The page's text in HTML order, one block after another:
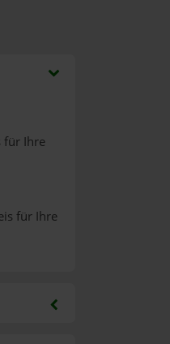
für Ihre
für Ihre